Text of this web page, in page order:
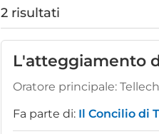
2 risultati
L'atteggiamento
Oratore principale:
Fa parte di: Il Concilio di